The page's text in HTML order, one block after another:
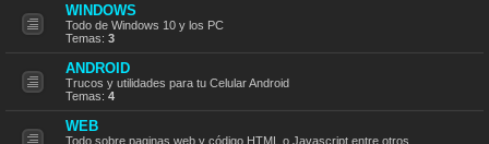
WINDOWS
Todo de Windows 10 y los PC
Temas: 3
ANDROID
Trucos y utilidades para tu Celular Android
Temas: 4
WEB
Todo sobre paginas web y código HTML o Javascript entre otros